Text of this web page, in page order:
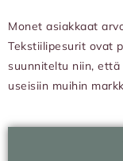
Monet asiakkaat
Tekstiilipesurit ovat
suunniteltu niin,
useisiin muihin